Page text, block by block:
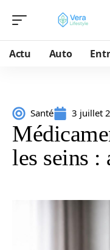
Actu Auto
Santé 3 juillet
les seins :